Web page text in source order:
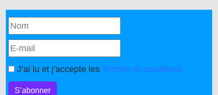
J’ai lu et j’accepte les Termes et conditions
S’abonner